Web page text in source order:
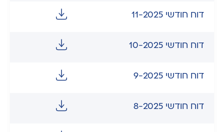
דוח חודשי 11-2025
דוח חודשי 10-2025
דוח חודשי 9-2025
דוח חודשי 8-2025